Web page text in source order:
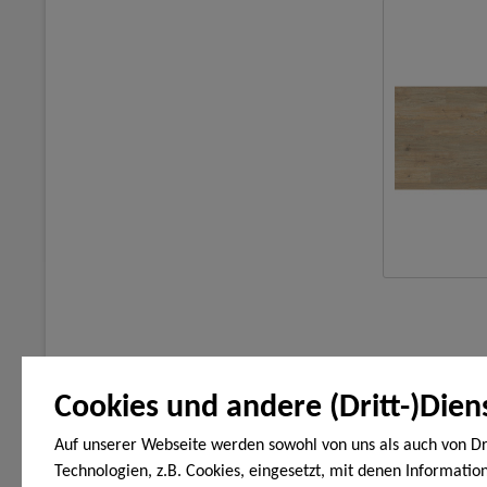
Cookies und andere (Dritt-
Auf unserer Webseite werden sowohl von uns als auch von
Technologien, z.B. Cookies, eingesetzt, mit denen